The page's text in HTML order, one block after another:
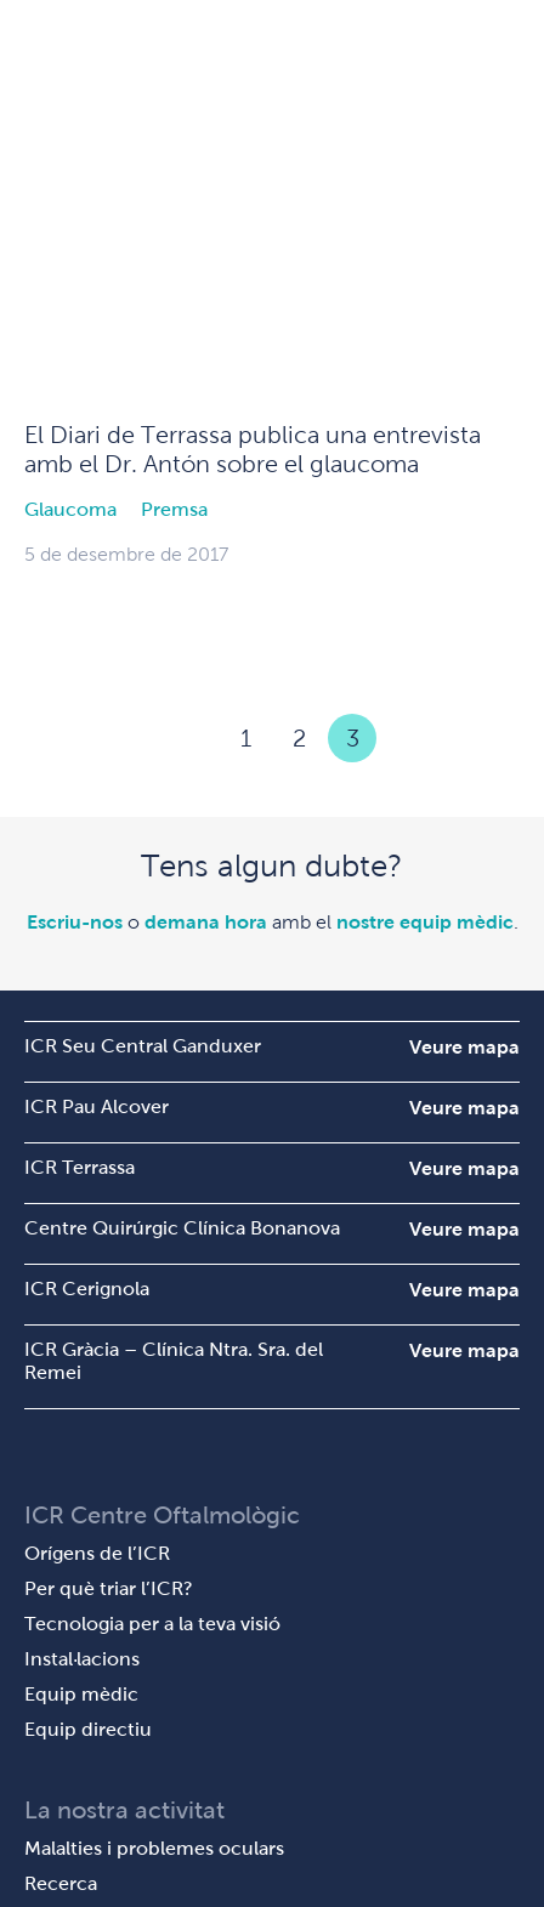
El Diari de Terrassa publica una entrevista
amb el Dr. Antón sobre el glaucoma
Glaucoma Premsa
5 de desembre de 2017
1 2 3
Tens algun dubte?
Escriu-noso demana hora amb el nostre equip mèdic.
ICR Seu Central Ganduxer Veure mapa
ICR Pau Alcover Veure mapa
ICR Terrassa Veure mapa
Centre Quirúrgic Clínica Bonanova Veure mapa
ICR Cerignola Veure mapa
ICR Gràcia – Clínica Ntra. Sra. del
Remei
Veure mapa
ICR Centre Oftalmològic
Orígens de l’ICR
Per què triar l’ICR?
Tecnologia per a la teva visió
Instal·lacions
Equip mèdic
Equip directiu
La nostra activitat
Malalties i problemes oculars
Recerca